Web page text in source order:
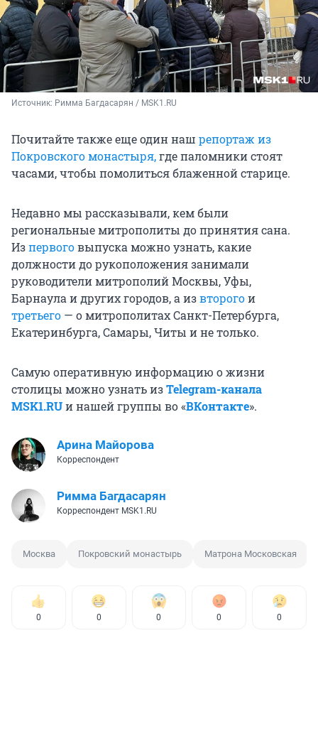
Источник: Римма Багдасарян / MSK1.RU
Почитайте также еще один наш репортаж из
Покровского монастыря,где паломники стоят
часами, чтобы помолиться блаженной старице.
Недавно мы рассказывали, кем были
региональные митрополиты до принятия сана.
Изпервоговыпуска можно узнать, какие
должности до рукоположения занимали
руководители митрополий Москвы, Уфы,
Барнаула и других городов, а извторогои
третьего — о митрополитах Санкт-Петербурга,
Екатеринбурга, Самары, Читы и не только.
Самую оперативную информацию о жизни
столицы можно узнать изTelegram-канала
MSK1.RUи нашей группы во «ВКонтакте».
Арина Майорова
Корреспондент
Римма Багдасарян
Корреспондент MSK1.RU
Москва Покровский монастырь Матрона Московская
0 0 0 0 0